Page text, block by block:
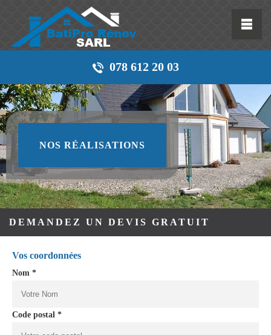
078 612 20 03
NOS RÉALISATIONS
DEMANDEZ UN DEVIS GRATUIT
Vos coordonnées
Nom *
Code postal *